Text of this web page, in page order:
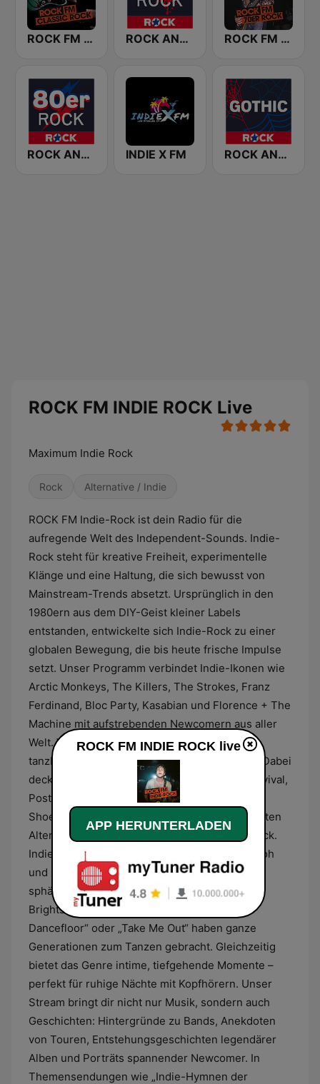
ROCK FM CLASSIC ROCK ROCK ANTENNE Modern Rock ROCK FM 70ER ROCK
ROCK ANTENNE 80er Rock INDIE X FM ROCK ANTENNE Gothic
ROCK FM INDIE ROCK Live
Maximum Indie Rock
Rock Alternative / Indie
ROCK FM Indie-Rock ist dein Radio für die
aufregende Welt des Independent-Sounds. Indie-
Rock steht für kreative Freiheit, experimentelle
Klänge und eine Haltung, die sich bewusst von
Mainstream-Trends absetzt. Ursprünglich in den
1980ern aus dem DIY-Geist kleiner Labels
entstanden, entwickelte sich Indie-Rock zu einer
globalen Bewegung, die bis heute frische Impulse
setzt. Unser Programm verbindet Indie-Ikonen wie
Arctic Monkeys, The Killers, The Strokes, Franz
Ferdinand, Bloc Party, Kasabian und Florence + The
Machine mit aufstrebenden Newcomern aus aller
Welt. Wir spielen Klassiker, Festival-Hymnen,
tanzbare Grooves und introspektive Balladen. Dabei
decken wir Subgenres ab wie Garage Rock Revival,
Post-Punk-Revival, Indie Pop, Dream Pop,
Shoegaze, Noise Pop, Lo-Fi, Grunge-angehauften
Alternative, Indie Folk, Post-Rock und Math Rock.
Indie-Rock lebt von seiner Vielseitigkeit: mal roh
und kantig, mal melodisch und verspielt, mal
sphärisch und verträumt. Songs wie „Mr.
Brightside“, „I Bet You Look Good on the
Dancefloor“ oder „Take Me Out“ haben ganze
Generationen zum Tanzen gebracht. Gleichzeitig
bietet das Genre intime, tiefgehende Momente –
perfekt für ruhige Nächte mit Kopfhörern. Unser
Stream bringt dir nicht nur Musik, sondern auch
Geschichten: Hintergründe zu Bands, Anekdoten
von Touren, Entstehungsgeschichten legendärer
Alben und Porträts spannender Newcomer. In
Themensendungen wie „Indie-Hymnen der
ROCK FM INDIE ROCK live
APP HERUNTERLADEN